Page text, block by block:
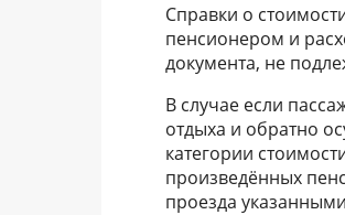
Справки о
пенсионером и
документа, не
В случае если
отдыха и обратно
категории
произведённых
проезда